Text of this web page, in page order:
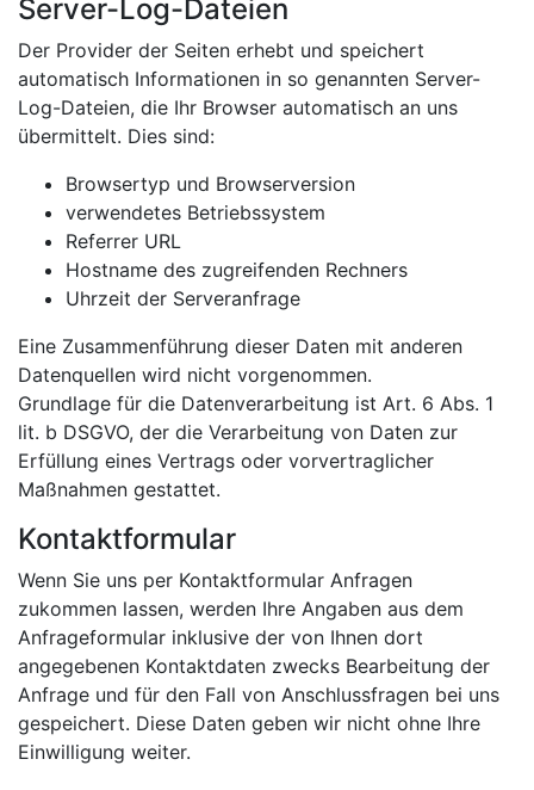
Server-Log-Dateien
Der Provider der Seiten erhebt und speichert
automatisch Informationen in so genannten Server-
Log-Dateien, die Ihr Browser automatisch an uns
übermittelt. Dies sind:
Browsertyp und Browserversion
verwendetes Betriebssystem
Referrer URL
Hostname des zugreifenden Rechners
Uhrzeit der Serveranfrage
Eine Zusammenführung dieser Daten mit anderen
Datenquellen wird nicht vorgenommen.
Grundlage für die Datenverarbeitung ist Art. 6 Abs. 1
lit. b DSGVO, der die Verarbeitung von Daten zur
Erfüllung eines Vertrags oder vorvertraglicher
Maßnahmen gestattet.
Kontaktformular
Wenn Sie uns per Kontaktformular Anfragen
zukommen lassen, werden Ihre Angaben aus dem
Anfrageformular inklusive der von Ihnen dort
angegebenen Kontaktdaten zwecks Bearbeitung der
Anfrage und für den Fall von Anschlussfragen bei uns
gespeichert. Diese Daten geben wir nicht ohne Ihre
Einwilligung weiter.